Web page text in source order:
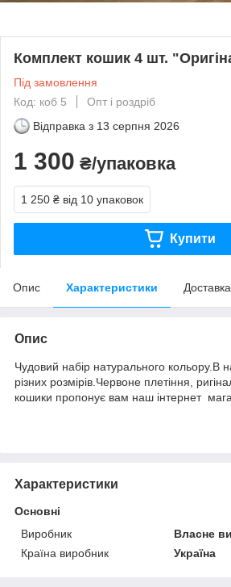
Комплект кошик 4 шт.
Під замовлення
Код: коб 5
Опт і роздріб
Відправка з 13 серпня 2026
1 300 ₴/упаковка
1 250 ₴ від 10 упаковок
Купити
Опис Характеристики Доставка
Опис
Чудовий набір натурального кольору.В
різних розмірів.Червоне плетіння,
кошики пропонує вам наш інтернет
Характеристики
Основні
Виробник
Власне
Країна виробник
Україна